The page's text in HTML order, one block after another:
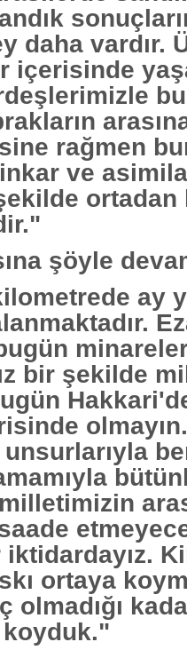
daha vardır.
rağmen
ve
ortadan
şöyle
ay
bir şekilde
iktidardayız.
ortaya
olmadığı